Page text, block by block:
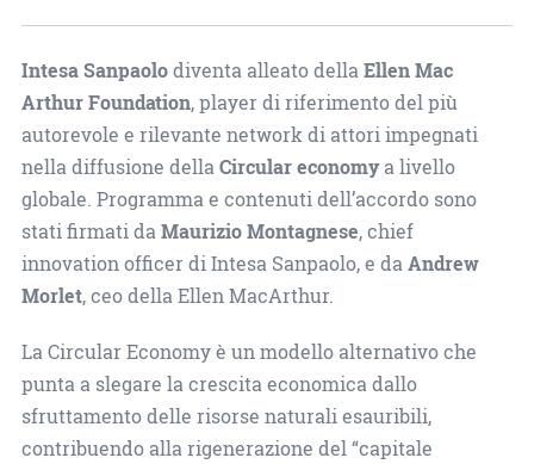
Intesa Sanpaolodiventa alleato dellaEllen Mac
Arthur Foundation, player di riferimento del più
autorevole e rilevante network di attori impegnati
nella diffusione dellaCircular economya livello
globale. Programma e contenuti dell’accordo sono
stati firmati daMaurizio Montagnese, chief
innovation officer di Intesa Sanpaolo, e daAndrew
Morlet, ceo della Ellen MacArthur.
La Circular Economy è un modello alternativo che
punta a slegare la crescita economica dallo
sfruttamento delle risorse naturali esauribili,
contribuendo alla rigenerazione del “capitale